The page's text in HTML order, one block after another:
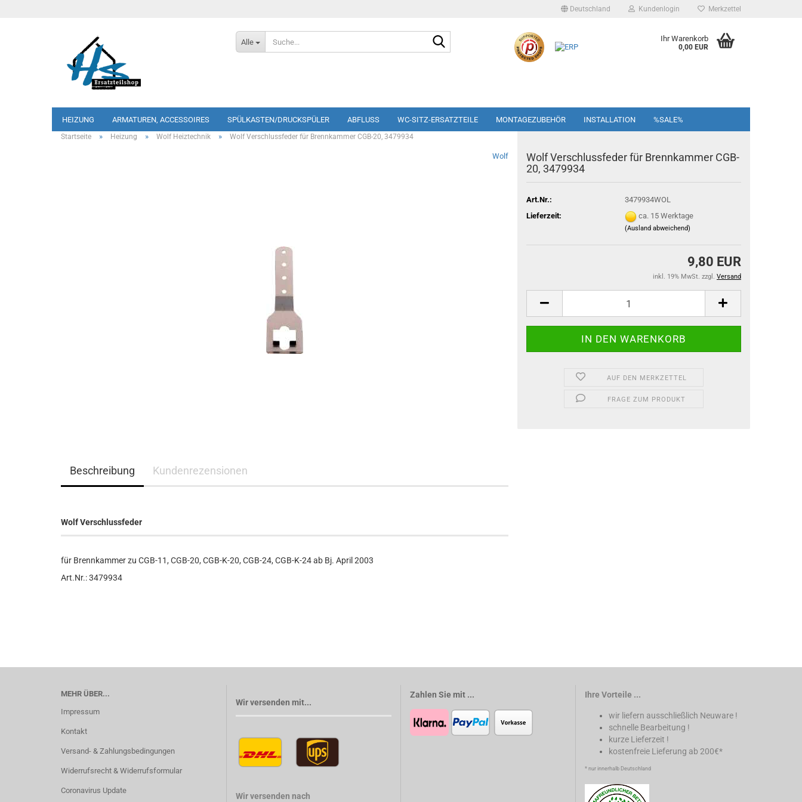
Deutschland Kundenlogin Merkzettel
Alle Ihr Warenkorb
0,00 EUR
HEIZUNG ARMATUREN, ACCESSOIRES SPÜLKASTEN/DRUCKSPÜLER ABFLUSS WC-SITZ-ERSATZTEILE MONTAGEZUBEHÖR INSTALLATION %SALE%
Startseite » Heizung » Wolf Heiztechnik » Wolf Verschlussfeder für Brennkammer CGB-20, 3479934
Wolf
Wolf Verschlussfeder für Brennkammer CGB-
20, 3479934
Art.Nr.:
3479934WOL
Lieferzeit:
ca. 15 Werktage
(Ausland abweichend)
9,80 EUR
inkl. 19% MwSt. zzgl. Versand
AUF DEN MERKZETTEL
FRAGE ZUM PRODUKT
Beschreibung Kundenrezensionen
Wolf Verschlussfeder
für Brennkammer zu CGB-11, CGB-20, CGB-K-20, CGB-24, CGB-K-24 ab Bj. April 2003
Art.Nr.: 3479934
MEHR ÜBER...
Impressum
Kontakt
Versand- & Zahlungsbedingungen
Widerrufsrecht & Widerrufsformular
Coronavirus Update
Wir versenden mit...
Wir versenden nach
Zahlen Sie mit ... Ihre Vorteile ...
wir liefern ausschließlich Neuware !
schnelle Bearbeitung !
kurze Lieferzeit !
kostenfreie Lieferung ab 200€*
* nur innerhalb Deutschland